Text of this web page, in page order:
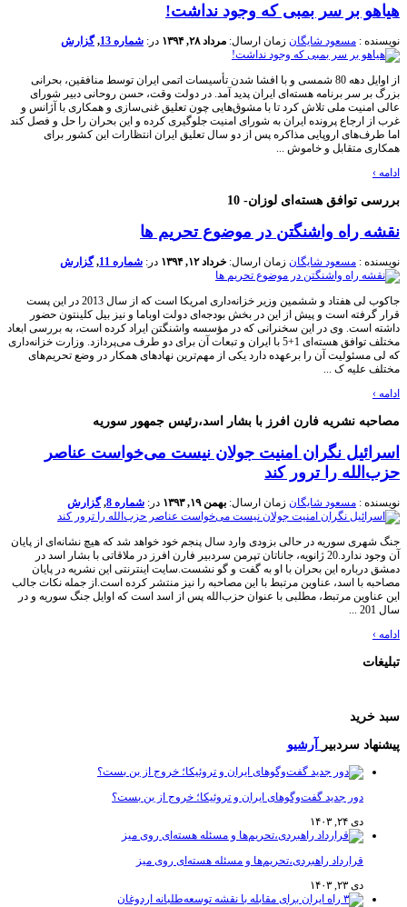
هیاهو بر سر بمبی که وجود نداشت!
نویسنده : مسعود شایگان زمان ارسال: مرداد ۲۸, ۱۳۹۴ در: شماره 13 ,گزارش
از اوایل دهه 80 شمسی و با افشا شدن تأسيسات اتمی ایران توسط منافقین، بحرانی
بزرگ بر سر برنامه هسته‌ای ایران پدید آمد. در دولت وقت، حسن روحانی دبیر شورای
عالی امنیت ملی تلاش کرد تا با مشوق‌هایی چون تعلیق غنی‌سازی و همکاری با آژانس و
غرب از ارجاع پرونده ایران به شورای امنیت جلوگیری کرده و این بحران را حل و فصل کند
اما طرف‌های اروپایی مذاکره پس از دو سال تعلیق ایران انتظارات این کشور برای
همکاری متقابل و خاموش ...
ادامه ›
بررسی توافق هسته‌ای لوزان- 10
نقشه راه واشنگتن در موضوع تحریم ها
نویسنده : مسعود شایگان زمان ارسال: خرداد ۱۲, ۱۳۹۴ در: شماره 11 ,گزارش
جاکوب لی هفتاد و ششمین وزیر خزانه‌داری امریکا است که از سال 2013 در این پست
قرار گرفته است و پیش از این در بخش بودجه‌ای دولت اوباما و نیز بیل کلینتون حضور
داشته است. وی در این سخنرانی که در مؤسسه واشنگتن ایراد کرده است، به بررسی ابعاد
مختلف توافق هسته‌ای 1+5 با ایران و تبعات آن برای دو طرف می‌پردازد. وزارت خزانه‌داری
که لی مسئولیت آن را برعهده دارد یکی از مهم‌ترین نهادهای همکار در وضع تحریم‌های
مختلف علیه ک ...
ادامه ›
مصاحبه نشریه فارن افرز با بشار اسد،‌رئیس جمهور سوریه
اسرائیل نگران امنیت جولان نیست می‌خواست عناصر
حزب‌الله را ترور کند
نویسنده : مسعود شایگان زمان ارسال: بهمن ۱۹, ۱۳۹۳ در: شماره 8 ,گزارش
جنگ شهری سوریه در حالی بزودی وارد سال پنجم خود خواهد شد که هیچ نشانه‌ای از پایان
آن وجود ندارد.20 ژانویه، جاناتان تپرمن سردبیر فارن افرز در ملاقاتی با بشار اسد در
دمشق درباره این بحران با او به گفت و گو نشست.سایت اینترنتی این نشریه در پایان
مصاحبه با اسد، عناوین مرتبط با این مصاحبه را نیز منتشر کرده است.از جمله نکات جالب
این عناوین مرتبط، مطلبی با عنوان حزب‌الله پس از اسد است که اوایل جنگ سوریه و در
سال 201 ...
ادامه ›
تبلیغات
سبد خرید
پیشنهاد سردبیر
آرشیو
دور جدید گفت‌وگوهای ایران و تروئیکا؛ خروج از بن بست؟
دی ۲۴, ۱۴۰۳
قرارداد راهبردی،تحریم‌ها و مسئله هسته‌ای روی میز
دی ۲۳, ۱۴۰۳